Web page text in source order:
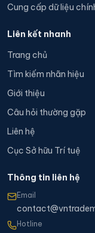
Cung cấp dữ liệu
Liên kết nhanh
Trang chủ
Tìm kiếm nhãn hiệu
Giới thiệu
Câu hỏi thường gặp
Liên hệ
Cục Sở hữu Trí tuệ
Thông tin liên hệ
Email
Hotline